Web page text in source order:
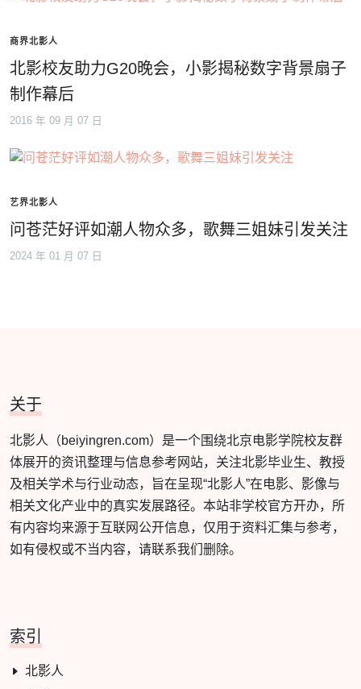
商界北影人
北影校友助力G20晚会，小影揭秘数字背景扇子
制作幕后
2016 年 09 月 07 日
艺界北影人
问苍茫好评如潮人物众多，歌舞三姐妹引发关注
2024 年 01 月 07 日
关于
北影人（beiyingren.com）是一个围绕北京电影学院校友群
体展开的资讯整理与信息参考网站，关注北影毕业生、教授
及相关学术与行业动态，旨在呈现“北影人”在电影、影像与
相关文化产业中的真实发展路径。本站非学校官方开办，所
有内容均来源于互联网公开信息，仅用于资料汇集与参考，
如有侵权或不当内容，请联系我们删除。
索引
北影人